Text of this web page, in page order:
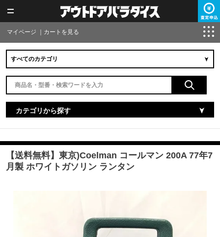
マイページ カートを見る
カテゴリから探す
【送料無料】東京)Coelman コールマン 200A 77年7
月製 ホワイトガソリン ランタン